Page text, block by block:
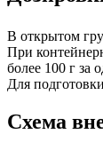
В открытом
При
более 100 г за
Для
Схема